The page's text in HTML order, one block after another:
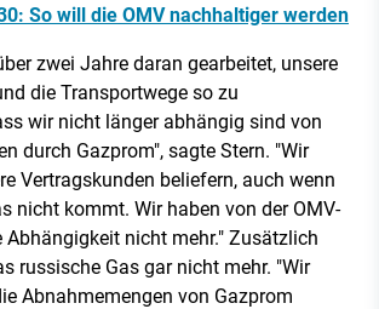
So will die OMV nachhaltiger werden
zwei Jahre daran gearbeitet, unsere
die Transportwege so zu
wir nicht länger abhängig sind von
durch Gazprom", sagte Stern. "Wir
Vertragskunden beliefern, auch wenn
nicht kommt. Wir haben von der OMV-
Abhängigkeit nicht mehr." Zusätzlich
russische Gas gar nicht mehr. "Wir
Abnahmemengen von Gazprom